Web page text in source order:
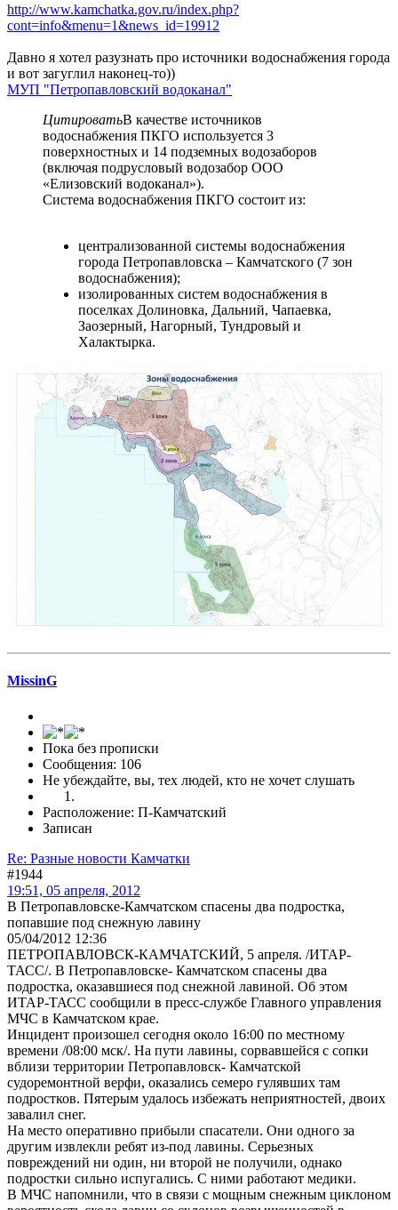
http://www.kamchatka.gov.ru/index.php?
cont=info&menu=1&news_id=19912
Давно я хотел разузнать про источники водоснабжения города
и вот загуглил наконец-то))
МУП "Петропавловский водоканал"
ЦитироватьВ качестве источников
водоснабжения ПКГО используется 3
поверхностных и 14 подземных водозаборов
(включая подрусловый водозабор ООО
«Елизовский водоканал»).
Система водоснабжения ПКГО состоит из:
централизованной системы водоснабжения
города Петропавловска – Камчатского (7 зон
водоснабжения);
изолированных систем водоснабжения в
поселках Долиновка, Дальний, Чапаевка,
Заозерный, Нагорный, Тундровый и
Халактырка.
MissinG
Пока без прописки
Сообщения: 106
Не убеждайте, вы, тех людей, кто не хочет слушать
Расположение: П-Камчатский
Записан
Re: Разные новости Камчатки
#1944
19:51, 05 апреля, 2012
В Петропавловске-Камчатском спасены два подростка,
попавшие под снежную лавину
05/04/2012 12:36
ПЕТРОПАВЛОВСК-КАМЧАТСКИЙ, 5 апреля. /ИТАР-
ТАСС/. В Петропавловске- Камчатском спасены два
подростка, оказавшиеся под снежной лавиной. Об этом
ИТАР-ТАСС сообщили в пресс-службе Главного управления
МЧС в Камчатском крае.
Инцидент произошел сегодня около 16:00 по местному
времени /08:00 мск/. На пути лавины, сорвавшейся с сопки
вблизи территории Петропавловск- Камчатской
судоремонтной верфи, оказались семеро гулявших там
подростков. Пятерым удалось избежать неприятностей, двоих
завалил снег.
На место оперативно прибыли спасатели. Они одного за
другим извлекли ребят из-под лавины. Серьезных
повреждений ни один, ни второй не получили, однако
подростки сильно испугались. С ними работают медики.
В МЧС напомнили, что в связи с мощным снежным циклоном